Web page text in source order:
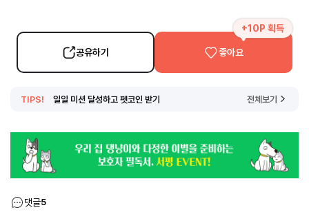
공유하기
+10P 획득
좋아요
TIPS! 일일 미션 달성하고 펫코인 받기 전체보기
댓글5